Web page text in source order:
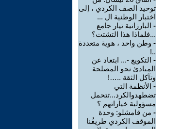
توحيد الصف الكردي ، إلى
اختبار الوطنية ال ...
- البارزانية تيار جامع
...فلماذا هذا التشتت؟
- وطن واحد ، هوية متعددة
..!
- التكويع -... ابتعاد عن
المبادئ نحو المصلحة
وتآكل الثقة ..…!
- الأنظمة التي
تضطهدوالكرد...تتحمل
مسؤولية خياراتهم ؟
- من قامشلو: وحدة
الموقف الكردي طريقُنا